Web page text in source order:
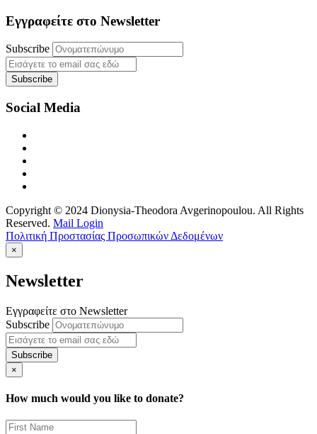
Εγγραφείτε στο Newsletter
Subscribe
Social Media
Copyright © 2024 Dionysia-Theodora Avgerinopoulou. All Rights
Reserved. Mail Login
Πολιτική Προστασίας Προσωπικών Δεδομένων
×
Newsletter
Εγγραφείτε στο Newsletter
Subscribe
×
How much would you like to donate?